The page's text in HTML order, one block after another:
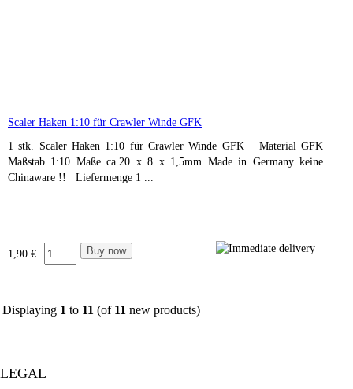
Scaler Haken 1:10 für Crawler Winde GFK
1 stk. Scaler Haken 1:10 für Crawler Winde GFK Material GFK
Maßstab 1:10 Maße ca.20 x 8 x 1,5mm Made in Germany keine
Chinaware !! Liefermenge 1 ...
1,90 €
Displaying 1 to 11 (of 11 new products)
LEGAL